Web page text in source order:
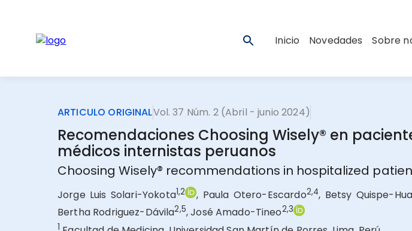
Inicio Novedades Sobre
ARTICULO ORIGINALVol. 37 Núm. 2 (Abril - junio 2024)
Recomendaciones Choosing Wisely® en
médicos internistas peruanos
Choosing Wisely® recommendations in hospitalized
Jorge Luis Solari-Yokota1,2 , Paula Otero-Escardo2,4, Betsy Quispe-
Bertha Rodriguez-Dávila2,5, José Amado-Tineo2,3
1